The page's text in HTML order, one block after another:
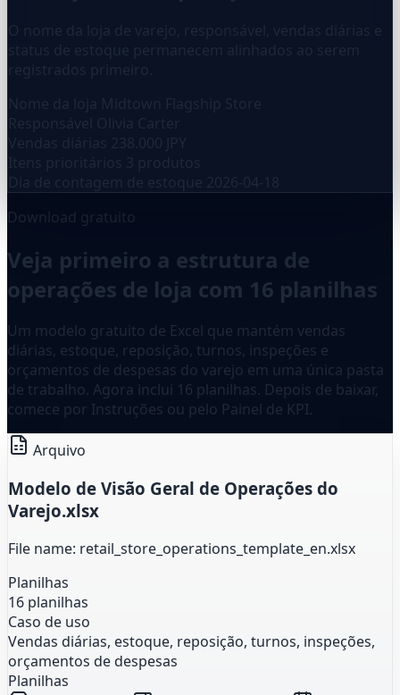
O nome da loja de varejo, responsável, vendas diárias e
status de estoque permanecem alinhados ao serem
registrados primeiro.
Nome da loja
Midtown Flagship Store
Responsável
Olivia Carter
Vendas diárias
238.000 JPY
Itens prioritários
3 produtos
Dia de contagem de estoque 2026-04-18
Download gratuito
Veja primeiro a estrutura de
operações de loja com 16 planilhas
Um modelo gratuito de Excel que mantém vendas
diárias, estoque, reposição, turnos, inspeções e
orçamentos de despesas do varejo em uma única pasta
de trabalho. Agora inclui 16 planilhas. Depois de baixar,
comece por Instruções ou pelo Painel de KPI.
Arquivo
Modelo de Visão Geral de Operações do
Varejo.xlsx
File name: retail_store_operations_template_en.xlsx
Planilhas
16 planilhas
Caso de uso
Vendas diárias, estoque, reposição, turnos, inspeções,
orçamentos de despesas
Planilhas